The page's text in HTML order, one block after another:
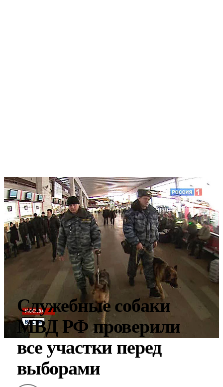
Служебные собаки
МВД РФ проверили
все участки перед
выборами